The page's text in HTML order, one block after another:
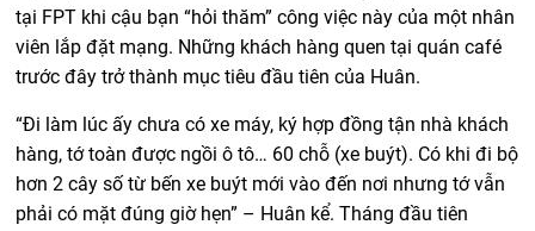
tại FPT khi cậu bạn “hỏi thăm” công việc này của một nhân
viên lắp đặt mạng. Những khách hàng quen tại quán café
trước đây trở thành mục tiêu đầu tiên của Huân.
“Đi làm lúc ấy chưa có xe máy, ký hợp đồng tận nhà khách
hàng, tớ toàn được ngồi ô tô… 60 chỗ (xe buýt). Có khi đi bộ
hơn 2 cây số từ bến xe buýt mới vào đến nơi nhưng tớ vẫn
phải có mặt đúng giờ hẹn” – Huân kể. Tháng đầu tiên